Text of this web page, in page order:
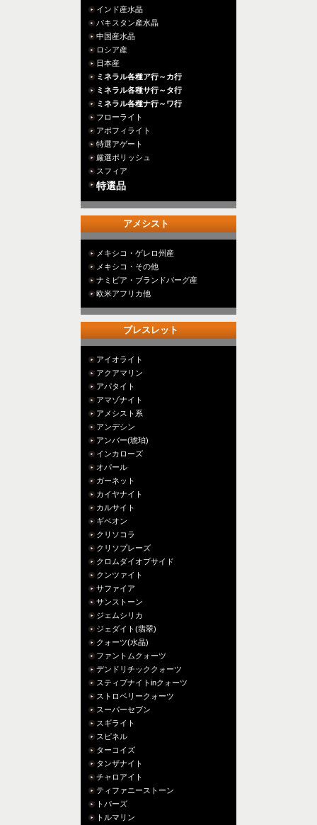
インド産水晶
パキスタン産水晶
中国産水晶
ロシア産
日本産
ミネラル各種ア行～カ行
ミネラル各種サ行～タ行
ミネラル各種ナ行～ワ行
フローライト
アポフィライト
特選アゲート
厳選ポリッシュ
スフィア
特選品
アメシスト
メキシコ・ゲレロ州産
メキシコ・その他
ナミビア・ブランドバーグ産
欧米アフリカ他
ブレスレット
アイオライト
アクアマリン
アパタイト
アマゾナイト
アメシスト系
アンデシン
アンバー(琥珀)
インカローズ
オパール
ガーネット
カイヤナイト
カルサイト
ギベオン
クリソコラ
クリソプレーズ
クロムダイオプサイド
クンツァイト
サファイア
サンストーン
ジェムシリカ
ジェダイト(翡翠)
クォーツ(水晶)
ファントムクォーツ
デンドリチッククォーツ
スティブナイトinクォーツ
ストロベリークォーツ
スーパーセブン
スギライト
スピネル
ターコイズ
タンザナイト
チャロアイト
ティファニーストーン
トパーズ
トルマリン